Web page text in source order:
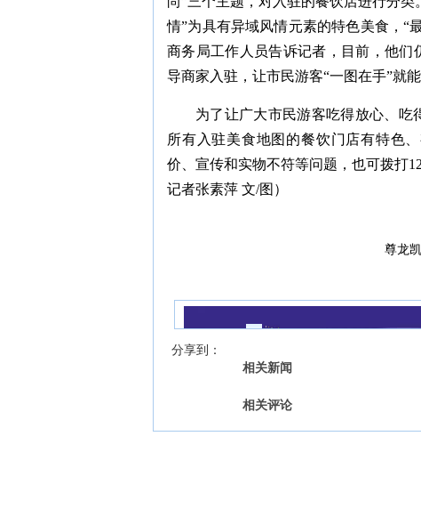
情”为具有异域风情元素的特色美食，“
商务局工作人员告诉记者，目前，他们
导商家入驻，让市民游客“一图在手”就能
为了让广大市民游客吃得放心、吃
所有入驻美食地图的餐饮门店有特色
价、宣传和实物不符等问题，也可拨打
记者张素萍 文/图）
尊龙
分享到：
相关新闻
相关评论